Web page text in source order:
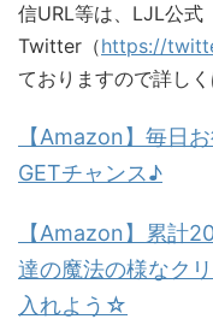
信URL等は、LJL公式
Twitter（https://
ておりますので詳し
【Amazon】毎日
GETチャンス♪
【Amazon】累計
達の魔法の様なク
入れよう☆